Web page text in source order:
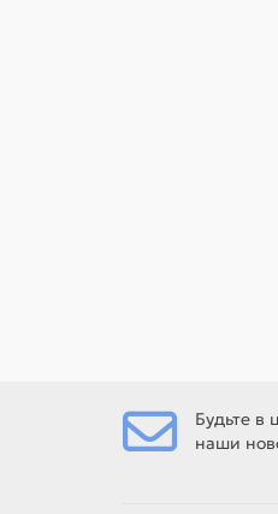
Будьте в
наши